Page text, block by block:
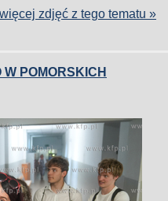
więcej zdjęć z tego tematu »
POMORSKICH